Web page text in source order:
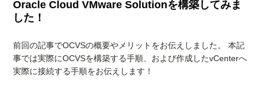
Oracle Cloud VMware Solutionを構築してみま
した！
前回の記事でOCVSの概要やメリットをお伝えしました。 本記
事では実際にOCVSを構築する手順、および作成したvCenterへ
実際に接続する手順をお伝えします！